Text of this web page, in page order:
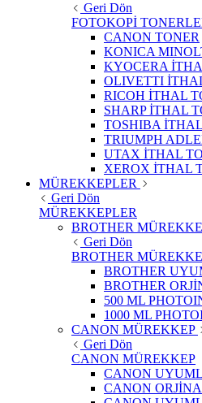
Geri Dön
FOTOKOPİ
CANON TONER
KONICA
KYOCERA
OLIVETTI
RICOH İTHAL
SHARP İTHAL
TOSHIBA
TRIUMPH
UTAX İTHAL
XEROX İTHAL
MÜREKKEPLER
Geri Dön
MÜREKKEPLER
BROTHER
Geri Dön
BROTHER
BROTHER
BROTHER
500 ML
1000 ML
CANON MÜREKKEP
Geri Dön
CANON MÜREKKEP
CANON
CANON